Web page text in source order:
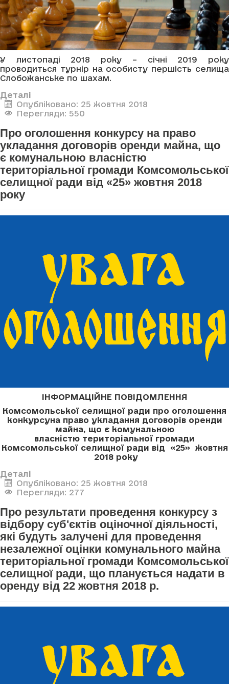
У листопаді 2018 року – січні 2019 року
проводиться турнір на особисту першість селища
Слобожанське по шахам.
Деталі
Опубліковано: 25 жовтня 2018
Перегляди: 550
Про оголошення конкурсу на право
укладання договорів оренди майна, що
є комунальною власністю
територіальної громади Комсомольської
селищної ради від «25» жовтня 2018
року
ІНФОРМАЦІЙНЕ ПОВІДОМЛЕННЯ
Комсомольської селищної ради про оголошення
конкурсуна право укладання договорів оренди
майна, що є комунальною
власністю територіальної громади
Комсомольської селищної ради від «25» жовтня
2018 року
Деталі
Опубліковано: 25 жовтня 2018
Перегляди: 277
Про результати проведення конкурсу з
відбору суб'єктів оціночної діяльності,
які будуть залучені для проведення
незалежної оцінки комунального майна
територіальної громади Комсомольської
селищної ради, що планується надати в
оренду від 22 жовтня 2018 р.